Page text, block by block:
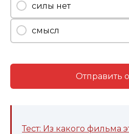
силы нет
смысл
Отправить
Тест: Из какого фильма